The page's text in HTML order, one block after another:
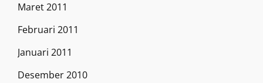
Maret 2011
Februari 2011
Januari 2011
Desember 2010